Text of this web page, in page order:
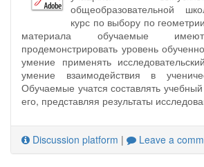
общеобразовательной
курс по выбору по
материала обучаемые
продемонстрировать уровень
умение применять
умение взаимодействия в
Обучаемые учатся составлять
его, представляя результаты
Discussion platform | Leave a